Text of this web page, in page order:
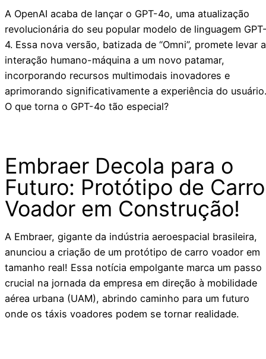
A OpenAI acaba de lançar o GPT-4o, uma atualização
revolucionária do seu popular modelo de linguagem
4. Essa nova versão, batizada de “Omni”, promete levar a
interação humano-máquina a um novo patamar,
incorporando recursos multimodais inovadores e
aprimorando significativamente a experiência do usuário.
O que torna o GPT-4o tão especial?
Embraer Decola para o
Futuro: Protótipo de Carro
Voador em Construção!
A Embraer, gigante da indústria aeroespacial brasileira,
anunciou a criação de um protótipo de carro voador em
tamanho real! Essa notícia empolgante marca um passo
crucial na jornada da empresa em direção à mobilidade
aérea urbana (UAM), abrindo caminho para um futuro
onde os táxis voadores podem se tornar realidade.